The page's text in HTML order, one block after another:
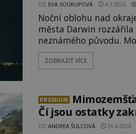
OD EVA SOUKUPOVÁ 4.7.2026
Noční oblohu nad
města Darwin
neznámého původu. Modré světelné koule byly
viditelné nejméně
opakovaně objevovaly
Záhadný záznam
ZOBRAZIT VÍCE
PREMIUM
Čí jsou ostatky
ohromnou lebkou?
ODANDREA ŠULCOVÁ 26.6.2026